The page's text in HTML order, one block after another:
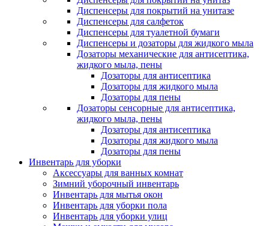
Диспенсеры для покрытий на унитазе
Диспенсеры для салфеток
Диспенсеры для туалетной бумаги
Диспенсеры и дозаторы для жидкого мыла
Дозаторы механические для антисептика,
жидкого мыла, пены
Дозаторы для антисептика
Дозаторы для жидкого мыла
Дозаторы для пены
Дозаторы сенсорные для антисептика,
жидкого мыла, пены
Дозаторы для антисептика
Дозаторы для жидкого мыла
Дозаторы для пены
Инвентарь для уборки
Аксессуары для ванных комнат
Зимний уборочный инвентарь
Инвентарь для мытья окон
Инвентарь для уборки пола
Инвентарь для уборки улиц